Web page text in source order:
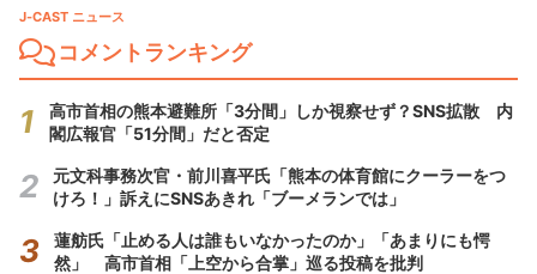
J-CAST ニュース
コメントランキング
高市首相の熊本避難所「3分間」しか視察せず？SNS拡散 内
閣広報官「51分間」だと否定
元文科事務次官・前川喜平氏「熊本の体育館にクーラーをつ
けろ！」訴えにSNSあきれ「ブーメランでは」
蓮舫氏「止める人は誰もいなかったのか」「あまりにも愕
然」 高市首相「上空から合掌」巡る投稿を批判